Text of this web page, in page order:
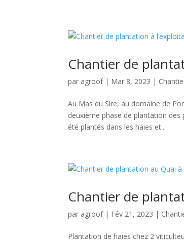
Chantier de
par agroof| Mar 8, 2023 |
Au Mas du Sire, au domaine de
deuxième phase de plantation des
été plantés dans les haies et...
Chantier de
par agroof| Fév 21, 2023 |
Plantation de haies chez 2